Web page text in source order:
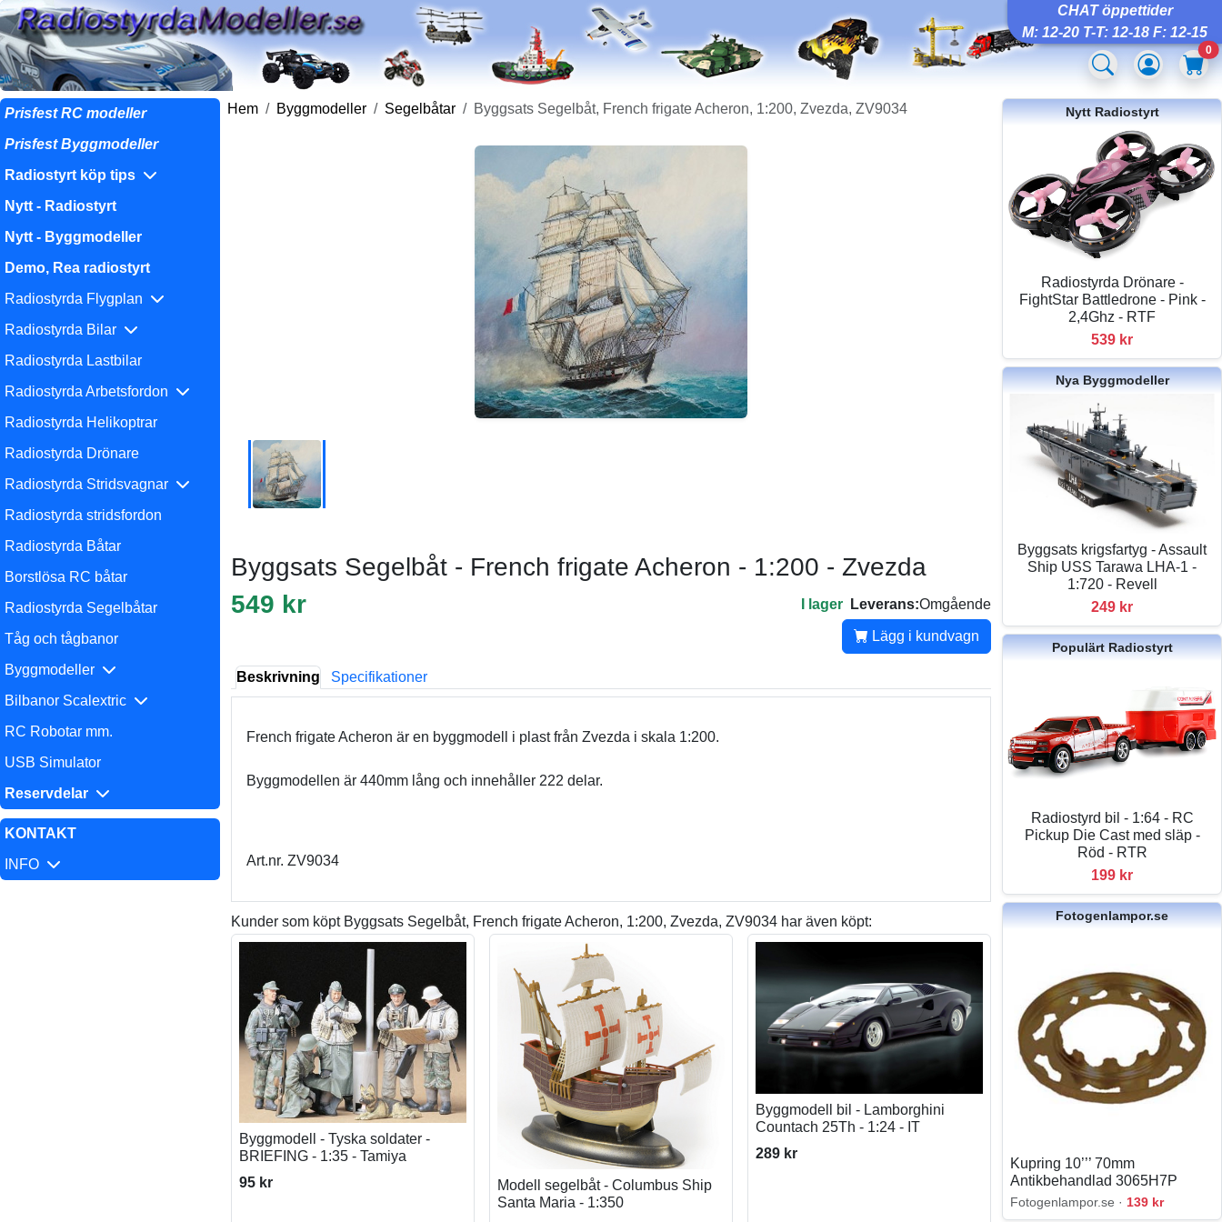
CHAT öppettider
M: 12-20 T-T: 12-18 F: 12-15
0
Prisfest RC modeller
Prisfest Byggmodeller
Radiostyrt köp tips
Nytt - Radiostyrt
Nytt - Byggmodeller
Demo, Rea radiostyrt
Radiostyrda Flygplan
Radiostyrda Bilar
Radiostyrda Lastbilar
Radiostyrda Arbetsfordon
Radiostyrda Helikoptrar
Radiostyrda Drönare
Radiostyrda Stridsvagnar
Radiostyrda stridsfordon
Radiostyrda Båtar
Borstlösa RC båtar
Radiostyrda Segelbåtar
Tåg och tågbanor
Byggmodeller
Bilbanor Scalextric
RC Robotar mm.
USB Simulator
Reservdelar
KONTAKT
INFO
Hem Byggmodeller Segelbåtar Byggsats Segelbåt, French frigate Acheron, 1:200, Zvezda, ZV9034
Byggsats Segelbåt - French frigate Acheron - 1:200 - Zvezda
549 kr
I lager Leverans:Omgående
Lägg i kundvagn
Beskrivning Specifikationer
French frigate Acheron är en byggmodell i plast från Zvezda i skala 1:200.
Byggmodellen är 440mm lång och innehåller 222 delar.
Art.nr. ZV9034
Kunder som köpt Byggsats Segelbåt, French frigate Acheron, 1:200, Zvezda, ZV9034 har även köpt:
Byggmodell - Tyska soldater -
BRIEFING - 1:35 - Tamiya
95 kr
Modell segelbåt - Columbus Ship
Santa Maria - 1:350
Byggmodell bil - Lamborghini
Countach 25Th - 1:24 - IT
289 kr
Nytt Radiostyrt
Radiostyrda Drönare -
FightStar Battledrone - Pink -
2,4Ghz - RTF
539 kr
Nya Byggmodeller
Byggsats krigsfartyg - Assault
Ship USS Tarawa LHA-1 -
1:720 - Revell
249 kr
Populärt Radiostyrt
Radiostyrd bil - 1:64 - RC
Pickup Die Cast med släp -
Röd - RTR
199 kr
Fotogenlampor.se
Kupring 10’’’ 70mm
Antikbehandlad 3065H7P
Fotogenlampor.se · 139 kr